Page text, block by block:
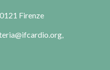
Firenze